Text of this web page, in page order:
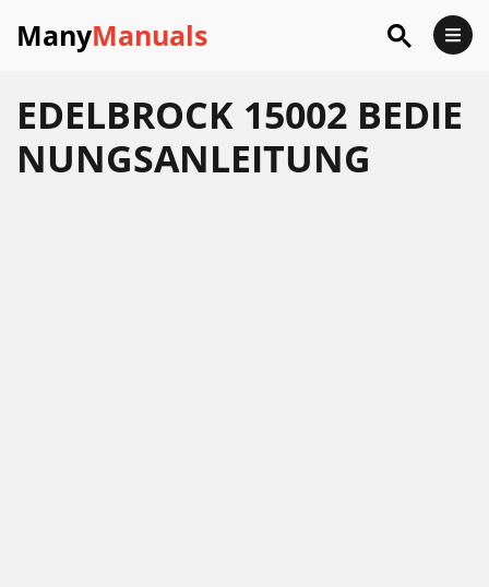
ManyManuals
EDELBROCK 15002 BEDIE
NUNGSANLEITUNG